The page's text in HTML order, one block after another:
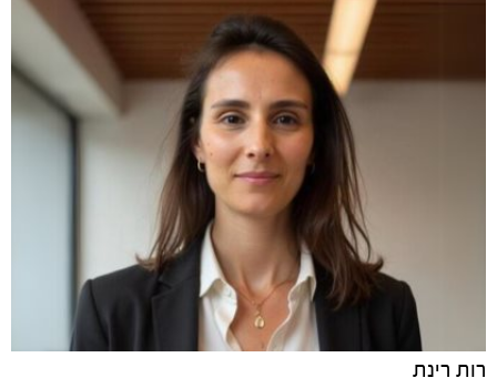
רות רינת